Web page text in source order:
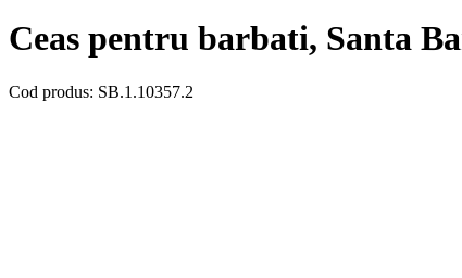
Ceas pentru barbati, Santa
Cod produs: SB.1.10357.2